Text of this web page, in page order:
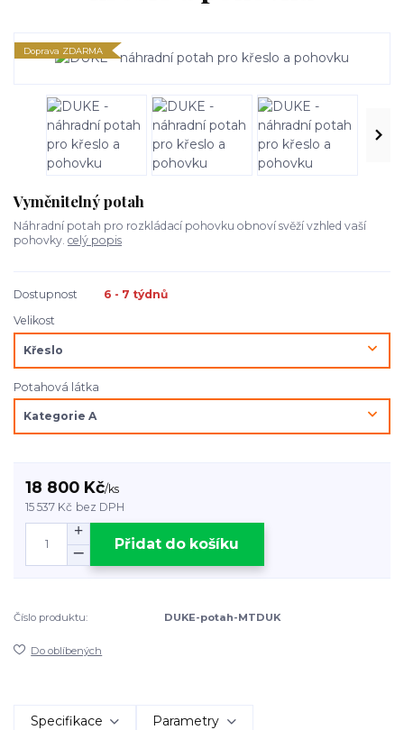
Doprava ZDARMA
Vyměnitelný potah
Náhradní potah pro rozkládací pohovku obnoví svěží vzhled vaší
pohovky. celý popis
Dostupnost
6 - 7 týdnů
Velikost
Potahová látka
18 800 Kč/ks
15 537 Kč bez DPH
Přidat do košíku
Číslo produktu: DUKE-potah-MTDUK
Do oblíbených
Specifikace Parametry